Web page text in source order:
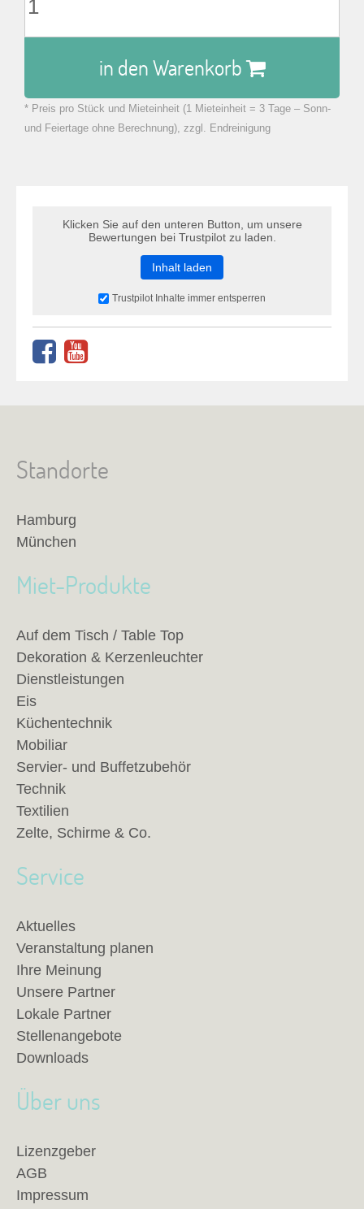
in den Warenkorb
zu Warenkorb hinzugefügt.
* Preis pro Stück und Mieteinheit (1 Mieteinheit = 3 Tage – Sonn-
und Feiertage ohne Berechnung), zzgl. Endreinigung
Klicken Sie auf den unteren Button, um unsere
Bewertungen bei Trustpilot zu laden.
Inhalt laden
Trustpilot Inhalte immer entsperren
Standorte
Hamburg
München
Miet-Produkte
Auf dem Tisch / Table Top
Dekoration & Kerzenleuchter
Dienstleistungen
Eis
Küchentechnik
Mobiliar
Servier- und Buffetzubehör
Technik
Textilien
Zelte, Schirme & Co.
Service
Aktuelles
Veranstaltung planen
Ihre Meinung
Unsere Partner
Lokale Partner
Stellenangebote
Downloads
Über uns
Lizenzgeber
AGB
Impressum